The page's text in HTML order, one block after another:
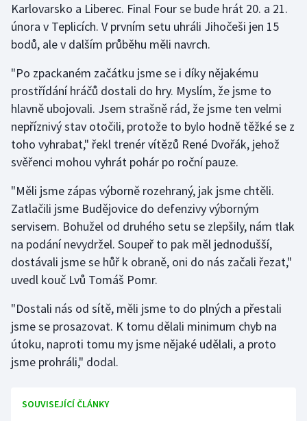
Lezení
Lyže a snowboard
Moderní pětiboj
Motorsport
Olympijské hry
Plavání
Plážový volejbal
Ragby
Rychlobruslení
Rychlostní kanoistika
Short track
Sportovní střelba
Karlovarsko a Liberec. Final Four se bude hrát 20. a 21.
února v Teplicích. V prvním setu uhráli Jihočeši jen 15
bodů, ale v dalším průběhu měli navrch.
"Po zpackaném začátku jsme se i díky nějakému
prostřídání hráčů dostali do hry. Myslím, že jsme to
hlavně ubojovali. Jsem strašně rád, že jsme ten velmi
nepříznivý stav otočili, protože to bylo hodně těžké se z
toho vyhrabat," řekl trenér vítězů René Dvořák, jehož
svěřenci mohou vyhrát pohár po roční pauze.
"Měli jsme zápas výborně rozehraný, jak jsme chtěli.
Zatlačili jsme Budějovice do defenzivy výborným
servisem. Bohužel od druhého setu se zlepšily, nám tlak
na podání nevydržel. Soupeř to pak měl jednodušší,
dostávali jsme se hůř k obraně, oni do nás začali řezat,"
uvedl kouč Lvů Tomáš Pomr.
"Dostali nás od sítě, měli jsme to do plných a přestali
jsme se prosazovat. K tomu dělali minimum chyb na
útoku, naproti tomu my jsme nějaké udělali, a proto
jsme prohráli," dodal.
SOUVISEJÍCÍ ČLÁNKY